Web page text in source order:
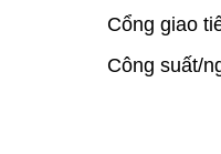
Cổng giao
Công suất/